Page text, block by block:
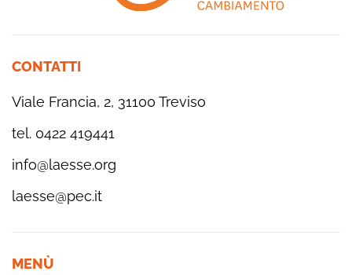
CONTATTI
Viale Francia, 2, 31100 Treviso
tel. 0422 419441
info@laesse.org
laesse@pec.it
MENÙ